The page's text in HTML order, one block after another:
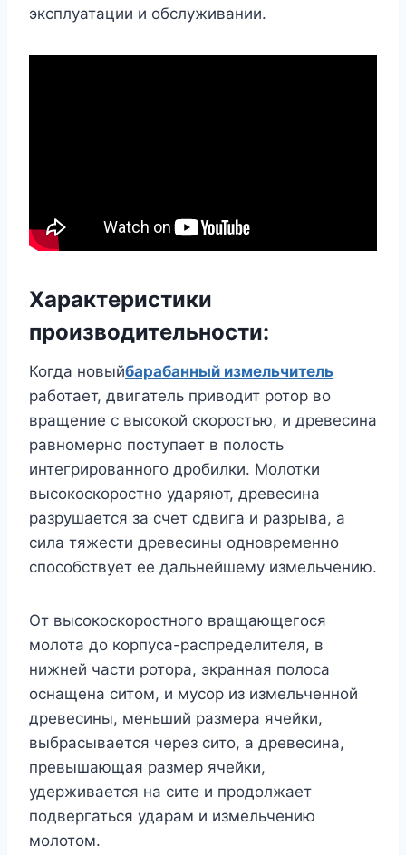
эксплуатации и обслуживании.
Характеристики
производительности:
Когда новыйбарабанный измельчитель
работает, двигатель приводит ротор во
вращение с высокой скоростью, и древесина
равномерно поступает в полость
интегрированного дробилки. Молотки
высокоскоростно ударяют, древесина
разрушается за счет сдвига и разрыва, а
сила тяжести древесины одновременно
способствует ее дальнейшему измельчению.
От высокоскоростного вращающегося
молота до корпуса-распределителя, в
нижней части ротора, экранная полоса
оснащена ситом, и мусор из измельченной
древесины, меньший размера ячейки,
выбрасывается через сито, а древесина,
превышающая размер ячейки,
удерживается на сите и продолжает
подвергаться ударам и измельчению
молотом.